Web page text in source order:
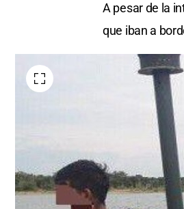
A pesar de la
que iban a